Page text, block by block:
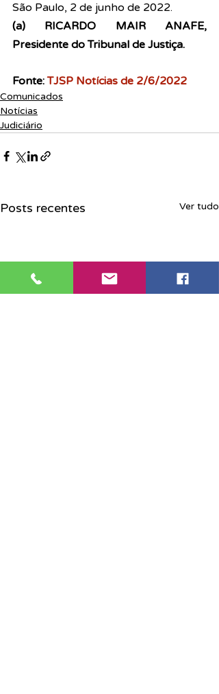
São Paulo, 2 de junho de 2022.
(a) RICARDO MAIR ANAFE,
Presidente do Tribunal de Justiça.
Fonte: TJSP Notícias de 2/6/2022
Comunicados
Notícias
Judiciário
Posts recentes Ver tudo